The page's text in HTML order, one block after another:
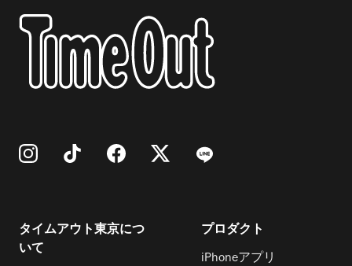
タイムアウト東京につ
いて
プロダクト
iPhoneアプリ